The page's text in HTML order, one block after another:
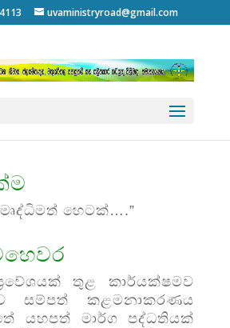
uvaministryroad@gmail.com
හෙටක්….”
තුළ කාර්යක්ෂමව
සම්පත් කළමනාකරණය
යහපත් මාර්ග පද්ධතියක්